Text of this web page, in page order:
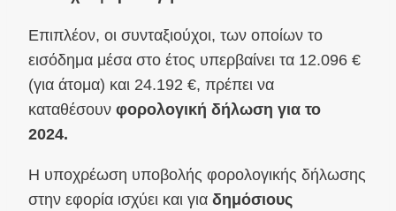
Επιπλέον, οι συνταξιούχοι, των οποίων το
εισόδημα μέσα στο έτος υπερβαίνει τα 12.096 €
(για άτομα) και 24.192 €, πρέπει να
καταθέσουν φορολογική δήλωση για το
2024.
Η υποχρέωση υποβολής φορολογικής δήλωσης
στην εφορία ισχύει και για δημόσιους